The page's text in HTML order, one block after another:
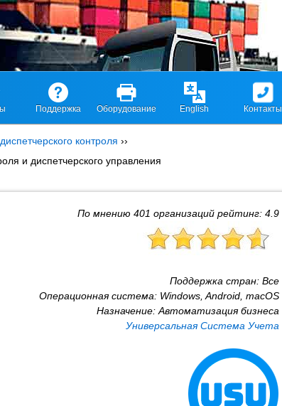
Поддержка Оборудование English Контакты
контроля ››
и диспетчерского управления
По мнению 401 организаций рейтинг: 4.9
Поддержка стран: Все
Операционная система: Windows, Android, macOS
Назначение: Автоматизация бизнеса
Универсальная Система Учета